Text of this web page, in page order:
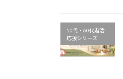
50代・60代婚活
応援シリーズ